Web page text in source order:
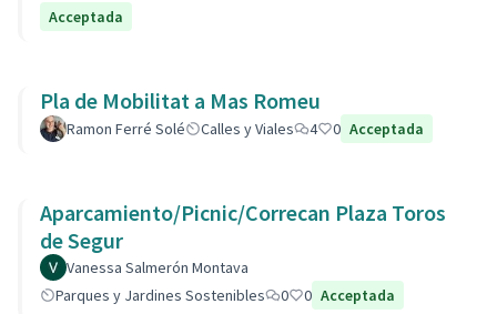
Acceptada
Pla de Mobilitat a Mas Romeu
Ramon Ferré Solé Calles y Viales 4 0 Acceptada
Aparcamiento/Picnic/Correcan Plaza Toros
de Segur
Vanessa Salmerón Montava
Parques y Jardines Sostenibles
0 0 Acceptada